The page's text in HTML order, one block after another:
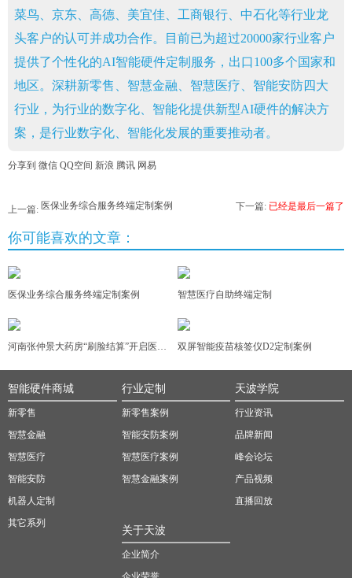
菜鸟、京东、高德、美宜佳、工商银行、中石化等行业龙
头客户的认可并成功合作。目前已为超过20000家行业客户
提供了个性化的AI智能硬件定制服务，出口100多个国家和
地区。深耕新零售、智慧金融、智慧医疗、智能安防四大
行业，为行业的数字化、智能化提供新型AI硬件的解决方
案，是行业数字化、智能化发展的重要推动者。
分享到 微信 QQ空间 新浪 腾讯 网易
上一篇: 医保业务综合服务终端定制案例 下一篇: 已经是最后一篇了
你可能喜欢的文章：
医保业务综合服务终端定制案例 智慧医疗自助终端定制
河南张仲景大药房“刷脸结算”开启医保支付新方式 双屏智能疫苗核签仪D2定制案例
智能硬件商城
新零售
智慧金融
智慧医疗
智能安防
机器人定制
其它系列
行业定制
新零售案例
智能安防案例
智慧医疗案例
智慧金融案例
天波学院
行业资讯
品牌新闻
峰会论坛
产品视频
直播回放
关于天波
企业简介